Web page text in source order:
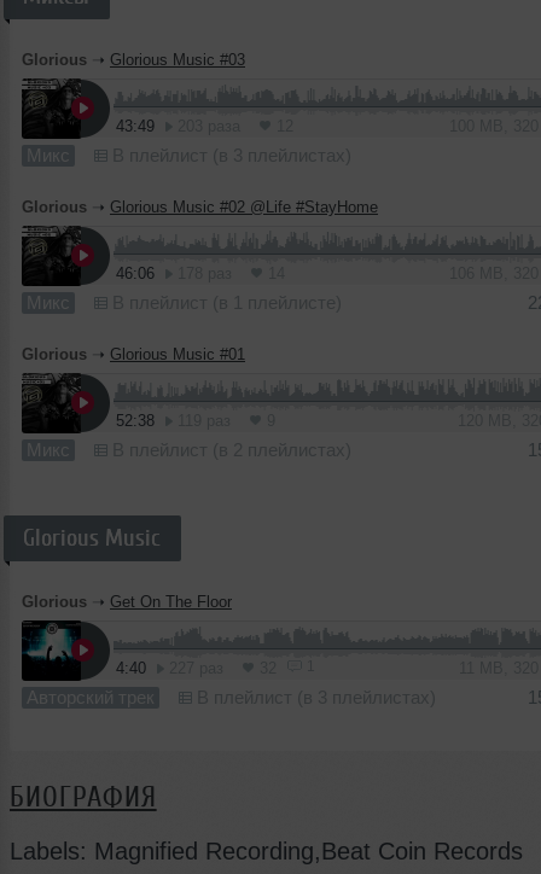
Glorious ➝ Glorious Music #03
43:49
Микс В плейлист (в 3 плейлистах)
Glorious ➝ Glorious Music #02 @Life #StayHome
46:06
Микс В плейлист (в 1 плейлисте)
Glorious ➝ Glorious Music #01
52:38
Микс В плейлист (в 2 плейлистах)
Glorious Music
Glorious ➝ Get On The Floor
4:40
Авторский трек В плейлист (в 3 плейлистах)
БИОГРАФИЯ
Labels: Magnified Recording,Beat Coin Records